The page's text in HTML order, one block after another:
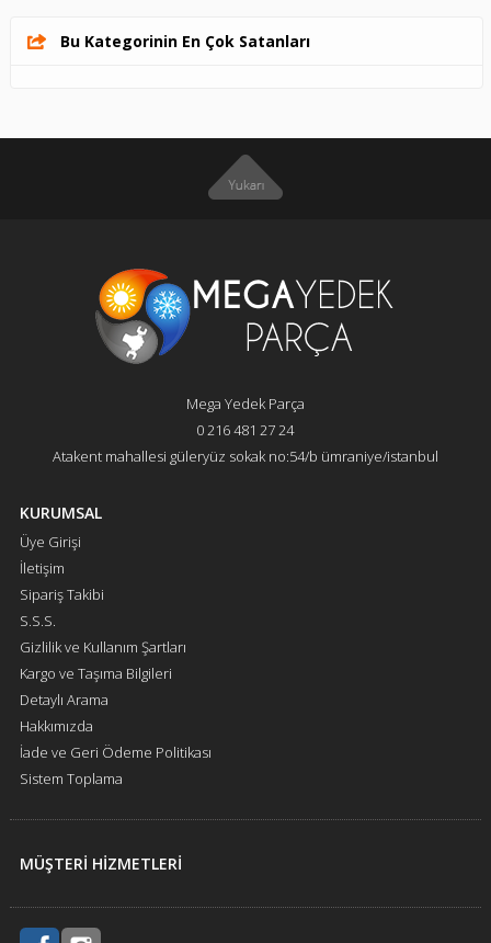
Bu Kategorinin En Çok Satanları
Mega Yedek Parça
0 216 481 27 24
Atakent mahallesi güleryüz sokak no:54/b ümraniye/istanbul
KURUMSAL
Üye Girişi
İletişim
Sipariş Takibi
S.S.S.
Gizlilik ve Kullanım Şartları
Kargo ve Taşıma Bilgileri
Detaylı Arama
Hakkımızda
İade ve Geri Ödeme Politikası
Sistem Toplama
MÜŞTERİ HİZMETLERİ